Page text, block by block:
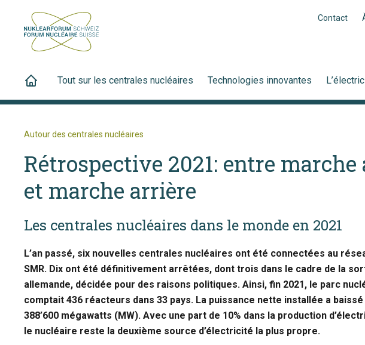
Contact
Tout sur les centrales nucléaires Technologies innovantes
Autour des centrales nucléaires
Rétrospective 2021: entre
et marche arrière
Les centrales nucléaires dans le monde en 2021
L’an passé, six nouvelles centrales nucléaires ont été connectées au
SMR. Dix ont été définitivement arrêtées, dont trois dans le cadre de la
allemande, décidée pour des raisons politiques. Ainsi, fin 2021, le parc
comptait 436 réacteurs dans 33 pays. La puissance nette installée a
388’600 mégawatts (MW). Avec une part de 10% dans la production
le nucléaire reste la deuxième source d’électricité la plus propre.